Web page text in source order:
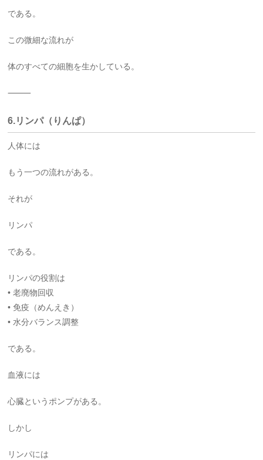
である。
この微細な流れが
体のすべての細胞を生かしている。
⸻
6.リンパ（りんぱ）
人体には
もう一つの流れがある。
それが
リンパ
である。
リンパの役割は
• 老廃物回収
• 免疫（めんえき）
• 水分バランス調整
である。
血液には
心臓というポンプがある。
しかし
リンパには